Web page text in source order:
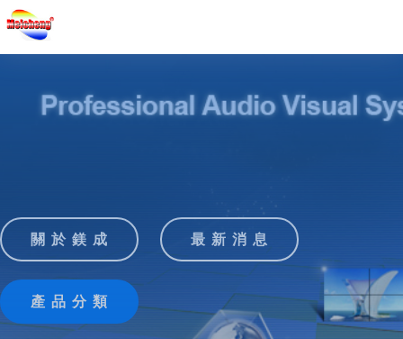
關 於 鎂 成 最 新 消 息
產 品 分 類